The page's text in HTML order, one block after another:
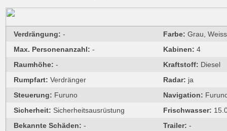
Verdrängung: - Farbe: Grau, Weiss
Max. Personenanzahl: - Kabinen: 4
Raumhöhe: - Kraftstoff: Diesel
Rumpfart: Verdränger Radar: ja
Steuerung: Furuno Navigation:
Sicherheit: Sicherheitsausrüstung Frischwasser:
Bekannte Schäden: - Trailer: -